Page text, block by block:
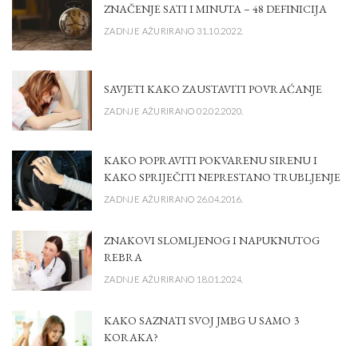
ZNAČENJE SATI I MINUTA – 48 DEFINICIJA
ZADNJE AŽURIRANO 31.10.2022.
SAVJETI KAKO ZAUSTAVITI POVRAĆANJE
ZADNJE AŽURIRANO 02.02.2020.
KAKO POPRAVITI POKVARENU SIRENU I
KAKO SPRIJEČITI NEPRESTANO TRUBLJENJE
ZADNJE AŽURIRANO 26.04.2016.
ZNAKOVI SLOMLJENOG I NAPUKNUTOG
REBRA
ZADNJE AŽURIRANO 18.01.2024.
KAKO SAZNATI SVOJ JMBG U SAMO 3
KORAKA?